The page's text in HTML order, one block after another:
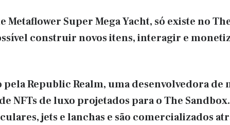
Metaflower Super Mega Yacht, só existe no
construir novos itens, interagir e
Republic Realm, uma desenvolvedora de
NFTs de luxo projetados para o The
jets e lanchas e são comercializados